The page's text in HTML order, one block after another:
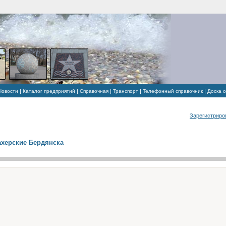
| Каталог предприятий | Справочная| Транспорт| Телефонный справочник| Доска
Бердянска